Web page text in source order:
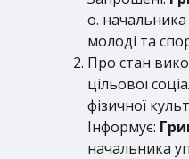
о. начальника
молоді та
Про стан
цільової
фізичної
Інформує:
начальника